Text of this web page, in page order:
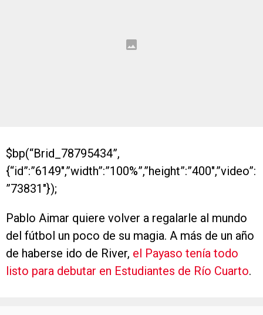
$bp(“Brid_78795434”,
{“id”:”6149″,”width”:”100%”,”height”:”400″,”video”:
”73831″});
Pablo Aimar quiere volver a regalarle al mundo
del fútbol un poco de su magia. A más de un año
de haberse ido de River, el Payaso tenía todo
listo para debutar en Estudiantes de Río Cuarto.